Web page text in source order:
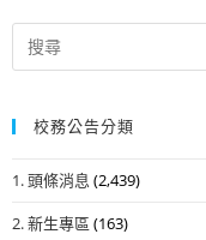
Search
for:
校務公告分類
1. 頭條消息 (2,439)
2. 新生專區 (163)